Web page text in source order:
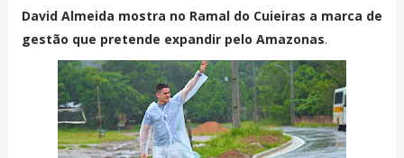
David Almeida mostra no Ramal do Cuieiras a marca de
gestão que pretende expandir pelo Amazonas.